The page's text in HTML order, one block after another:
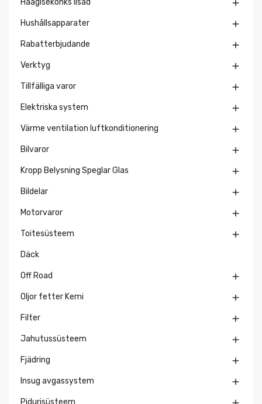
Haagisekonks lisad 
Hushållsapparater 
Rabatterbjudande 
Verktyg 
Tillfälliga varor 
Elektriska system 
Värme ventilation luftkonditionering 
Bilvaror 
Kropp Belysning Speglar Glas 
Bildelar 
Motorvaror 
Toitesüsteem 
Däck
Off Road 
Oljor fetter Kemi 
Filter 
Jahutussüsteem 
Fjädring 
Insug avgassystem 